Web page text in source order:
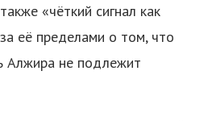
«чёткий сигнал как
её пределами о том, что
Алжира не подлежит